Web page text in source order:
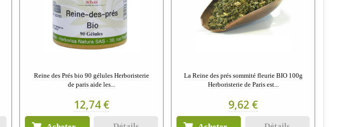
Reine des Prés bio 90 gélules Herboristerie
de paris aide les...
12,74 €
La Reine des prés sommité fleurie BIO 100g
Herboristerie de Paris est...
9,62 €